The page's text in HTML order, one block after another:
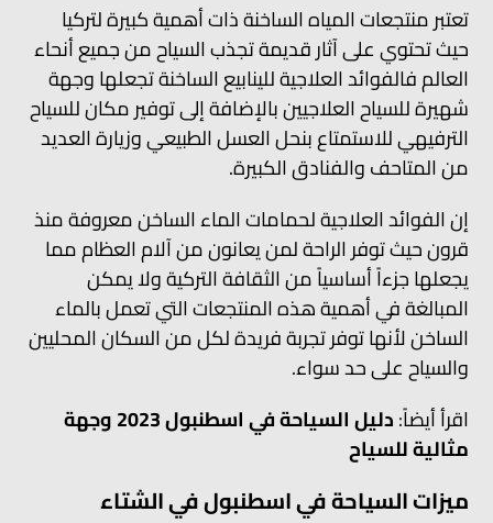
تعتبر منتجعات المياه الساخنة ذات أهمية كبيرة لتركيا
حيث تحتوي على آثار قديمة تجذب السياح من جميع أنحاء
العالم فالفوائد العلاجية للينابيع الساخنة تجعلها وجهة
شهيرة للسياح العلاجيين بالإضافة إلى توفير مكان للسياح
الترفيهي للاستمتاع بنحل العسل الطبيعي وزيارة العديد
من المتاحف والفنادق الكبيرة.
إن الفوائد العلاجية لحمامات الماء الساخن معروفة منذ
قرون حيث توفر الراحة لمن يعانون من آلام العظام مما
يجعلها جزءاً أساسياً من الثقافة التركية ولا يمكن
المبالغة في أهمية هذه المنتجعات التي تعمل بالماء
الساخن لأنها توفر تجربة فريدة لكل من السكان المحليين
والسياح على حد سواء.
اقرأ أيضاً:
دليل السياحة في اسطنبول 2023 وجهة
مثالية للسياح
ميزات السياحة في اسطنبول في الشتاء